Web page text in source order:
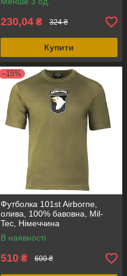
230,04 ₴ 324 ₴
Купити
–15%
Футболка 101st Airborne,
олива, 100% бавовна, Mil-
Tec, Німеччина
В наявності
510 ₴ 600 ₴